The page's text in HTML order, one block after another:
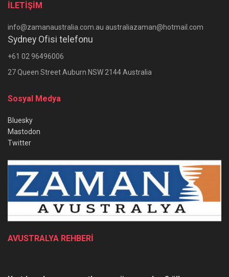
İLETİŞİM
info@zamanaustralia.com.au australiazaman@hotmail.com
Sydney Ofisi telefonu
+61 02 96496006
27 Queen Street Auburn NSW 2144 Australia
Sosyal Medya
Bluesky
Mastodon
Twitter
AVUSTRALYA REHBERİ